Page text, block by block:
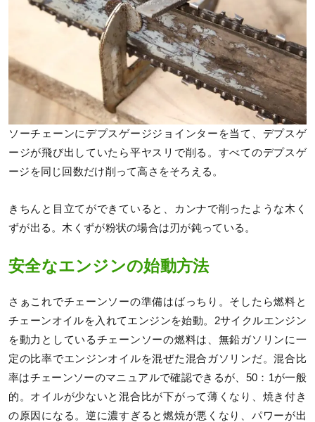
ソーチェーンにデプスゲージジョインターを当て、デプスゲ
ージが飛び出していたら平ヤスリで削る。すべてのデプスゲ
ージを同じ回数だけ削って高さをそろえる。
きちんと目立てができていると、カンナで削ったような木く
ずが出る。木くずが粉状の場合は刃が鈍っている。
安全なエンジンの始動方法
さぁこれでチェーンソーの準備はばっちり。そしたら燃料と
チェーンオイルを入れてエンジンを始動。2サイクルエンジン
を動力としているチェーンソーの燃料は、無鉛ガソリンに一
定の比率でエンジンオイルを混ぜた混合ガソリンだ。混合比
率はチェーンソーのマニュアルで確認できるが、50：1が一般
的。オイルが少ないと混合比が下がって薄くなり、焼き付き
の原因になる。逆に濃すぎると燃焼が悪くなり、パワーが出